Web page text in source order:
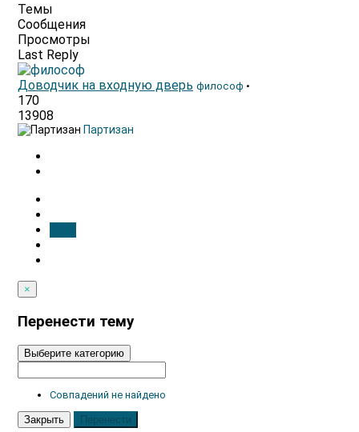
Темы
Сообщения
Просмотры
Last Reply
Доводчик на входную дверь философ •
170
13908
Партизан
×
Перенести тему
Выберите категорию
Совпадений не найдено
Закрыть Перенести